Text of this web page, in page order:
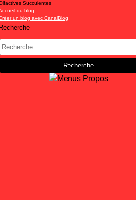
Succulentes
du blog
un blog avec CanalBlog
Recherche